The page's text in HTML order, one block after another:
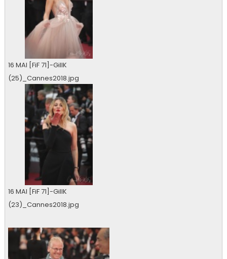
16 MAI [FiF 71]-GillK
(25)_Cannes2018.jpg
16 MAI [FiF 71]-GillK
(23)_Cannes2018.jpg